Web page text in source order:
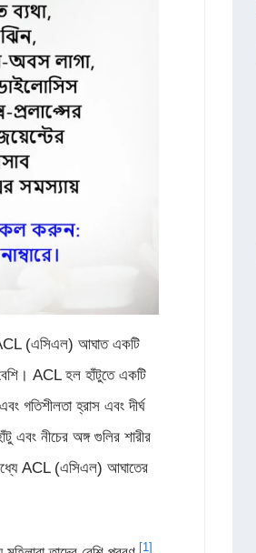
ACL (এসিএল) আঘাত একটি
ACL হল হাঁটুতে একটি
গতিশীলতা হ্রাস এবং দীর্ঘ
এবং নীচের অঙ্গ গুলির শারীর
ACL (এসিএল) আঘাতের
[1]